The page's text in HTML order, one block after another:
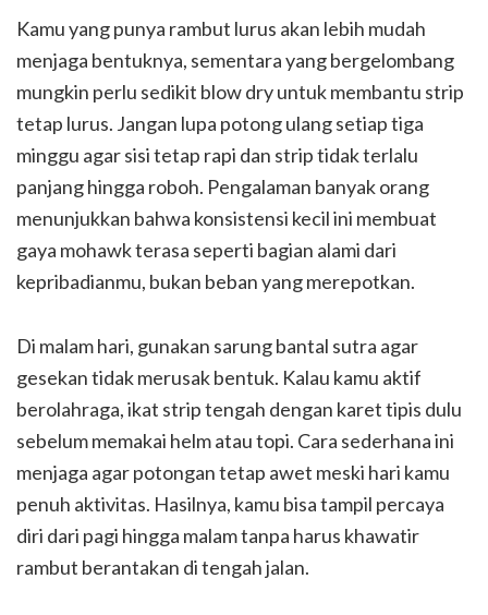
Kamu yang punya rambut lurus akan lebih mudah
menjaga bentuknya, sementara yang bergelombang
mungkin perlu sedikit blow dry untuk membantu strip
tetap lurus. Jangan lupa potong ulang setiap tiga
minggu agar sisi tetap rapi dan strip tidak terlalu
panjang hingga roboh. Pengalaman banyak orang
menunjukkan bahwa konsistensi kecil ini membuat
gaya mohawk terasa seperti bagian alami dari
kepribadianmu, bukan beban yang merepotkan.
Di malam hari, gunakan sarung bantal sutra agar
gesekan tidak merusak bentuk. Kalau kamu aktif
berolahraga, ikat strip tengah dengan karet tipis dulu
sebelum memakai helm atau topi. Cara sederhana ini
menjaga agar potongan tetap awet meski hari kamu
penuh aktivitas. Hasilnya, kamu bisa tampil percaya
diri dari pagi hingga malam tanpa harus khawatir
rambut berantakan di tengah jalan.